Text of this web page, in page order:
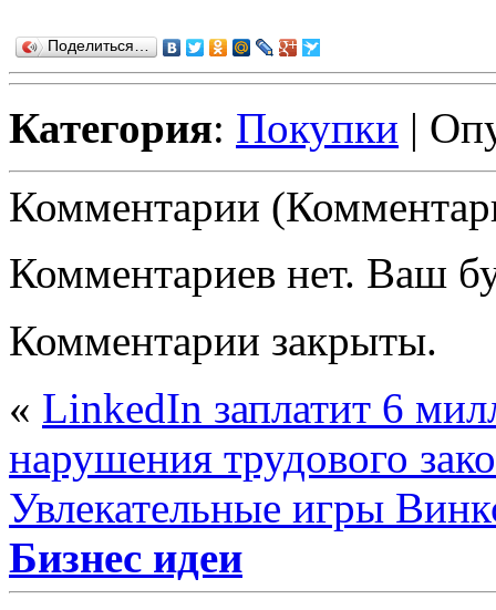
Поделиться…
Категория: Покупки |
Комментарии
Комментариев нет. Ваш
Комментарии закрыты.
« LinkedIn заплатит 6
нарушения трудового
Увлекательные игры
Бизнес идеи